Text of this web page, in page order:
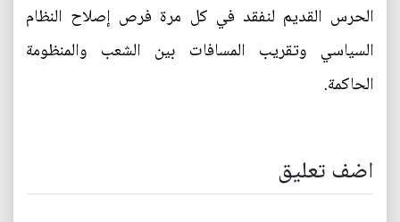
الحرس القديم لنفقد في كل مرة فرص إصلاح النظام
السياسي وتقريب المسافات بين الشعب والمنظومة
الحاكمة.
اضف تعليق